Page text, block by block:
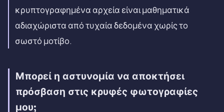
κρυπτογραφημένα αρχεία είναι μαθηματικά
αδιαχώριστα από τυχαία δεδομένα χωρίς το
σωστό μοτίβο.
Μπορεί η αστυνομία να αποκτήσει
πρόσβαση στις κρυφές φωτογραφίες
μου;